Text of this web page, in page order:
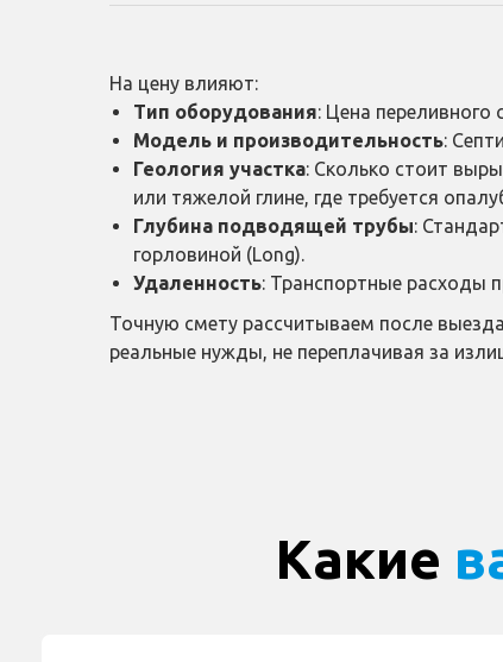
На цену влияют:
Тип оборудования: Цена переливного
Модель и производительность:
Геология участка: Сколько стоит
или тяжелой глине, где требуется
Глубина подводящей трубы:
горловиной (Long).
Удаленность: Транспортные расходы
Точную смету рассчитываем после
реальные нужды, не переплачивая за
Какие